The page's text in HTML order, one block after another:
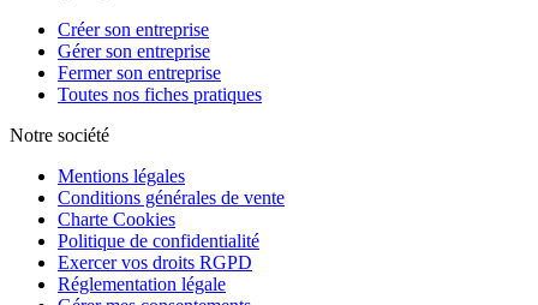
Créer son entreprise
Gérer son entreprise
Fermer son entreprise
Toutes nos fiches pratiques
Notre société
Mentions légales
Conditions générales de vente
Charte Cookies
Politique de confidentialité
Exercer vos droits RGPD
Réglementation légale